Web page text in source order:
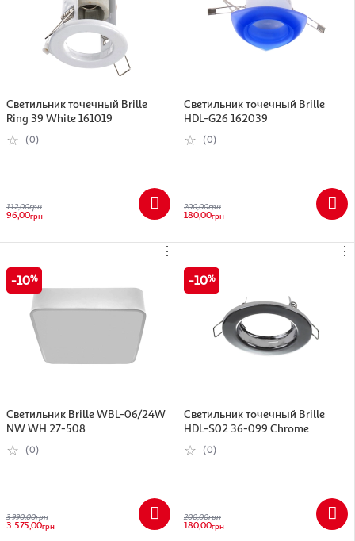
Светильник точечный Brille
Ring 39 White 161019
(0)
112,00грн
96,00грн
Светильник точечный Brille
HDL-G26 162039
(0)
200,00грн
180,00грн
⋮
10
Светильник Brille WBL-06/24W
NW WH 27-508
(0)
3 990,00грн
3 575,00грн
⋮
10
Светильник точечный Brille
HDL-S02 36-099 Chrome
(0)
200,00грн
180,00грн